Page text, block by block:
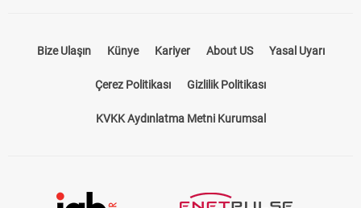
Bize Ulaşın Künye Kariyer About US Yasal Uyarı
Çerez Politikası Gizlilik Politikası
KVKK Aydınlatma Metni Kurumsal